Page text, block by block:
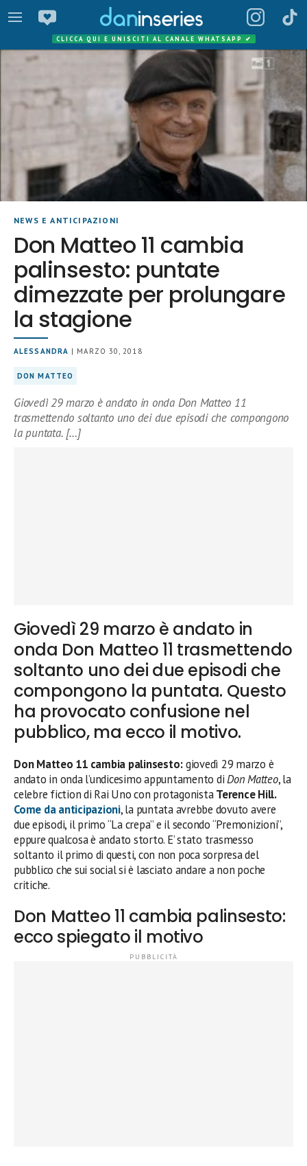
CLICCA QUI E UNISCITI AL CANALE WHATSAPP ✔
NEWS E ANTICIPAZIONI
Don Matteo 11 cambia
palinsesto: puntate
dimezzate per prolungare
la stagione
ALESSANDRA | MARZO 30, 2018
DON MATTEO
Giovedì 29 marzo è andato in onda Don Matteo 11
trasmettendo soltanto uno dei due episodi che compongono
la puntata. […]
Giovedì 29 marzo è andato in
onda Don Matteo 11 trasmettendo
soltanto uno dei due episodi che
compongono la puntata. Questo
ha provocato confusione nel
pubblico, ma ecco il motivo.
Don Matteo 11 cambia palinsesto:giovedì 29 marzo è
andato in onda l’undicesimo appuntamento diDon Matteo, la
celebre fiction di Rai Uno con protagonistaTerence Hill.
Come da anticipazioni, la puntata avrebbe dovuto avere
due episodi, il primo “La crepa” e il secondo “Premonizioni”,
eppure qualcosa è andato storto. E’ stato trasmesso
soltanto il primo di questi, con non poca sorpresa del
pubblico che sui social si è lasciato andare a non poche
critiche.
Don Matteo 11 cambia palinsesto:
ecco spiegato il motivo